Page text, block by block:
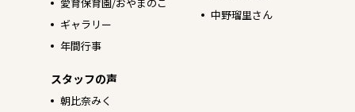
愛育保育園/おやまのこ
ギャラリー
年間行事
中野瑠里さん
スタッフの声
朝比奈みく